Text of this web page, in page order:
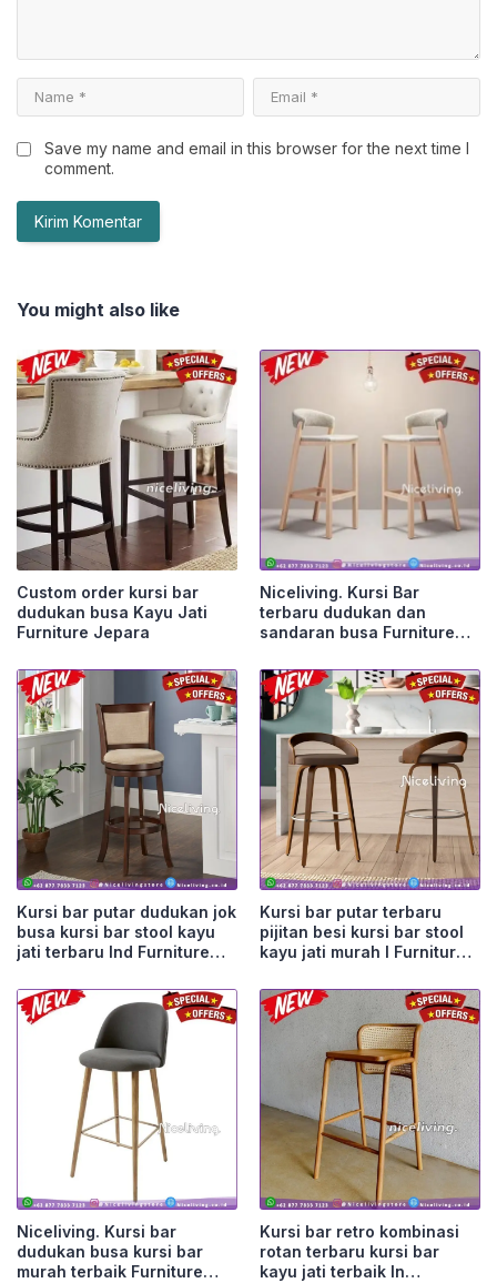
Save my name and email in this browser for the next time I
comment.
You might also like
Custom order kursi bar
dudukan busa Kayu Jati
Furniture Jepara
Niceliving. Kursi Bar
terbaru dudukan dan
sandaran busa Furniture
Kursi bar putar dudukan jok
busa kursi bar stool kayu
jati terbaru Ind Furniture
Kursi bar putar terbaru
pijitan besi kursi bar stool
kayu jati murah I Furniture
Niceliving. Kursi bar
dudukan busa kursi bar
murah terbaik Furniture
Kursi bar retro kombinasi
rotan terbaru kursi bar
kayu jati terbaik In